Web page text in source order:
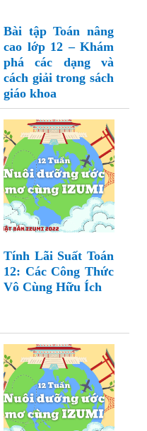
Bài tập Toán nâng
cao lớp 12 – Khám
phá các dạng và
cách giải trong sách
giáo khoa
Tính Lãi Suất Toán
12: Các Công Thức
Vô Cùng Hữu Ích